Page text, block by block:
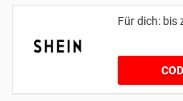
Für dich: bis